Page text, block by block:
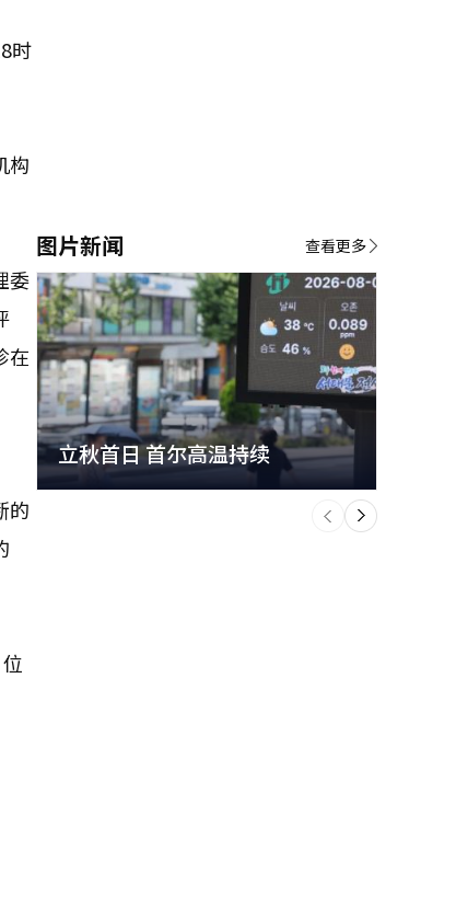
时
构
委
在
的
图片新闻
立秋首日 首尔高温持续
下
一
个
查看更多